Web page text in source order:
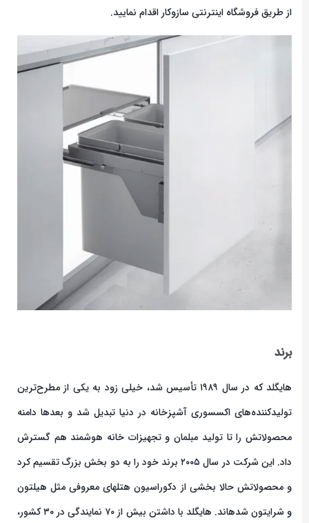
از طریق فروشگاه اینترنتی سازوکار اقدام نمایید.
برند
هایگلد که در سال ۱۹۸۹ تأسیس شد، خیلی زود به یکی از مطرح‌ترین
تولیدکننده‌های اکسسوری آشپزخانه در دنیا تبدیل شد و بعدها دامنه
محصولاتش را تا تولید مبلمان و تجهیزات خانه هوشمند هم گسترش
داد. این شرکت در سال ۲۰۰۵ برند خود را به دو بخش بزرگ تقسیم کرد
و محصولاتش حالا بخشی از دکوراسیون هتلهای معروفی مثل هیلتون
و شرایتون شدهاند. هایگلد با داشتن بیش از ۷۰ نمایندگی در ۳۰ کشور،